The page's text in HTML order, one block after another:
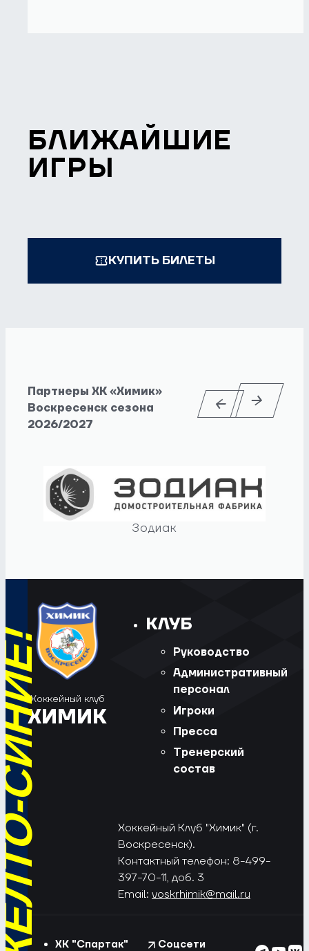
БЛИЖАЙШИЕ
ИГРЫ
КУПИТЬ БИЛЕТЫ
Партнеры ХК «Химик»
Воскресенск сезона
2026/2027
Зодиак
Хоккейный клуб
ХИМИК
КЛУБ
Руководство
Административный
персонал
Игроки
Пресса
Тренерский
состав
Хоккейный Клуб "Химик" (г.
Воскресенск).
Контактный телефон: 8-499-
397-70-11, доб. 3
Email: voskrhimik@mail.ru
ХК "Спартак" Соцсети